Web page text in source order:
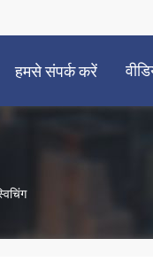
हमसे संपर्क करें